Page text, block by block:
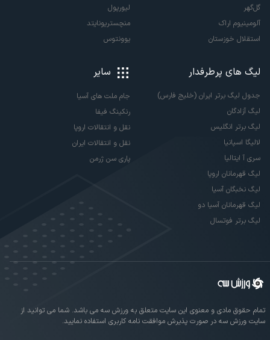
گل‌گهر
آلومینیوم اراک
استقلال خوزستان
لیورپول
منچستریونایتد
یوونتوس
لیگ های پرطرفدار
جدول لیگ برتر ایران (خلیج فارس)
لیگ آزادگان
لیگ برتر انگلیس
لالیگا اسپانیا
سری آ ایتالیا
لیگ قهرمانان اروپا
لیگ نخبگان آسیا
لیگ قهرمانان آسیا دو
لیگ برتر فوتسال
سایر
جام ملت های آسیا
رنکینگ فیفا
نقل و انتقالات اروپا
نقل و انتقالات ایران
پاری سن ژرمن
تمام حقوق مادی و معنوی این سایت متعلق به ورزش سه می باشد. شما می توانید از
سایت ورزش سه در صورت پذیرش موافقت نامه کاربری استفاده نمایید.